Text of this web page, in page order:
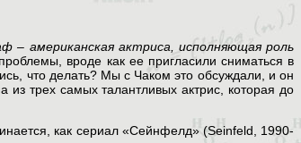
– американская актриса, исполняющая роль
вроде как ее пригласили сниматься в
что делать? Мы с Чаком это обсуждали, и он
трех самых талантливых актрис, которая до
как сериал «Сейнфелд» (Seinfeld, 1990-